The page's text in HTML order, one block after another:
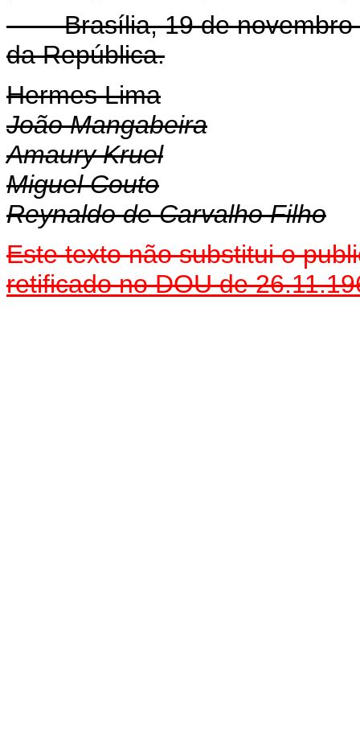
Brasília, 19 de novembro
da República.
Hermes Lima
João Mangabeira
Amaury Kruel
Miguel Couto
Reynaldo de Carvalho Filho
Este texto não substitui o
retificado no DOU de